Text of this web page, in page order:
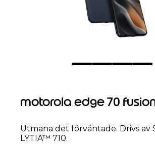
motorola edge 70
Utmana det förväntade. Drivs av
LYTIA™ 710.